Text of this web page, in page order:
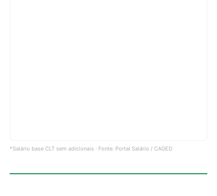
*Salário base CLT sem adicionais · Fonte: Portal Salário / CAGED